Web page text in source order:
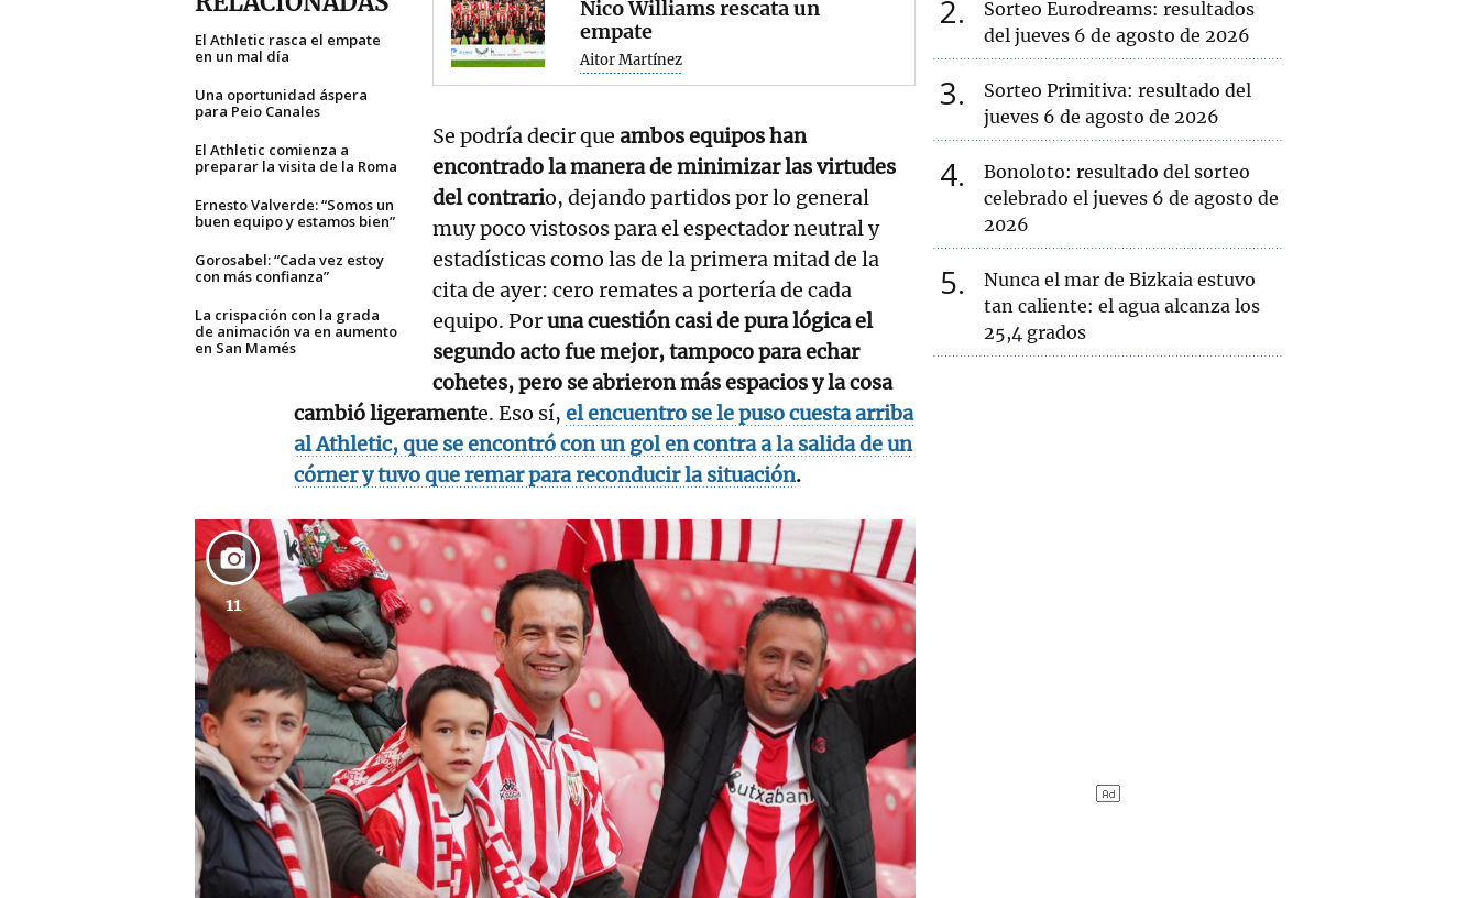
El Athletic rasca el empate
en un mal día
Una oportunidad áspera
para Peio Canales
El Athletic comienza a
preparar la visita de la Roma
Ernesto Valverde: “Somos un
buen equipo y estamos bien”
Gorosabel: “Cada vez estoy
con más confianza”
La crispación con la grada
de animación va en aumento
en San Mamés
Nico Williams rescata un
empate
Aitor Martínez
Se podría decir queambos equipos han
encontrado la manera de minimizar las virtudes
del contrario, dejando partidos por lo general
muy poco vistosos para el espectador neutral y
estadísticas como las de la primera mitad de la
cita de ayer: cero remates a portería de cada
equipo. Poruna cuestión casi de pura lógica el
segundo acto fue mejor, tampoco para echar
cohetes, pero se abrieron más espacios y la cosa
cambió ligeramente. Eso sí, el encuentro se le puso cuesta arriba
al Athletic, que se encontró con un gol en contra a la salida de un
córner y tuvo que remar para reconducir la situación.
11
2
Sorteo Eurodreams: resultados
del jueves 6 de agosto de 2026
3
Sorteo Primitiva: resultado del
jueves 6 de agosto de 2026
4
Bonoloto: resultado del sorteo
celebrado el jueves 6 de agosto de
2026
5
Nunca el mar de Bizkaia estuvo
tan caliente: el agua alcanza los
25,4 grados